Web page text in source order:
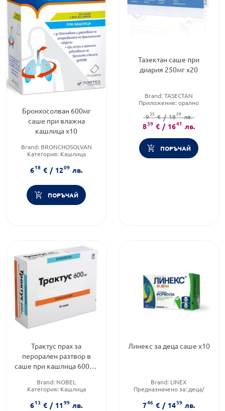
Бронхосолван 600мг
саше при влажна
кашлица х10
Brand: BRONCHOSOLVAN
Категория: Кашлица
кашлица
618 € / 1209 лв.
ПОРЪЧАЙ
Тазектан саше при
диария 250мг х20
Brand: TASECTAN
Приложение: орално
935€ / 1829лв.
839 € / 1641 лв.
ПОРЪЧАЙ
Трактус прах за
перорален разтвор в
саше при кашлица 600мл
Brand: NOBEL
Категория: Кашлица
кашлица
613 € / 1199 лв.
Линекс за деца саше х10
Brand: LINEX
Предназначено за: деца/
Приложение:орално
746 € / 1459 лв.